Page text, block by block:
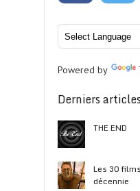
Powered by
Derniers
THE END
Les 30
décennie